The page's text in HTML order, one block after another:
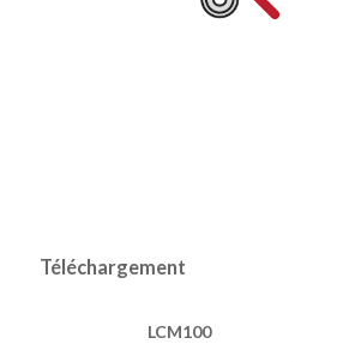
Téléchargement
LCM100